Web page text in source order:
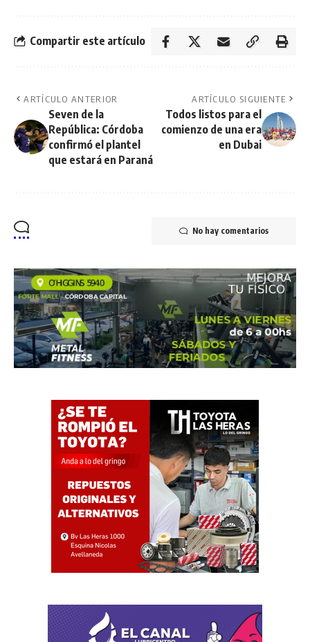
Compartir este artículo
ARTÍCULO ANTERIOR
Seven de la
República: Córdoba
confirmó el plantel
que estará en Paraná
ARTÍCULO SIGUIENTE
Todos listos para el
comienzo de una era
en Dubai
No hay comentarios